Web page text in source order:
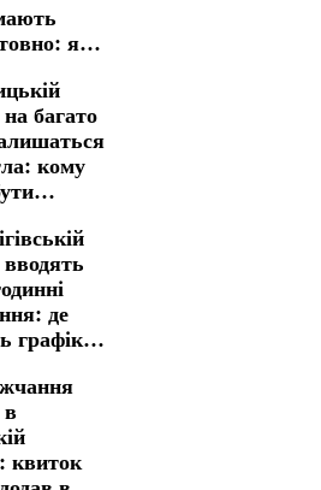
яку
можна
на багато
кому
на 7
вводять
де
графіки
6 та 7
в
квиток